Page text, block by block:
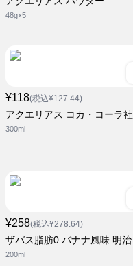
48g×5
¥118(税込¥127.44)
アクエリアス コカ・コーラ社
300ml
¥258(税込¥278.64)
ザバス脂肪0 バナナ風味 明治
200ml